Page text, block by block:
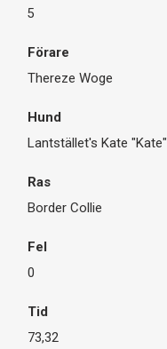
5
Thereze Woge
Lantstället's Kate "Kate"
Border Collie
0
73,32